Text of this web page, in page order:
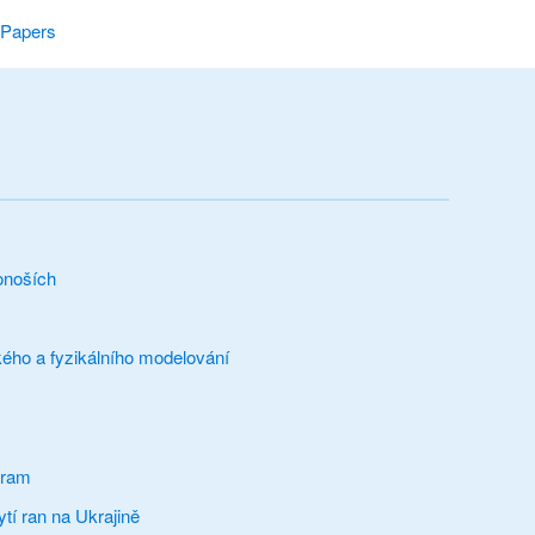
a fyzikálního modelování
ran na Ukrajině